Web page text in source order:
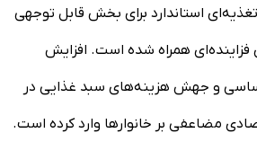
استاندارد برای بخش قابل توجهی
فزاینده‌ای همراه شده است. افزایش
و جهش هزینه‌های سبد غذایی در
مضاعفی بر خانوارها وارد کرده است.